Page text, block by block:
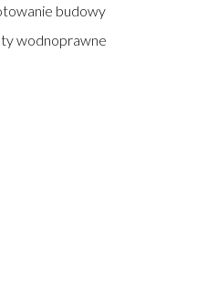
budowy
wodnoprawne